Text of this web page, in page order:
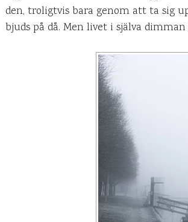
den, troligtvis bara genom att ta sig
bjuds på då. Men livet i själva